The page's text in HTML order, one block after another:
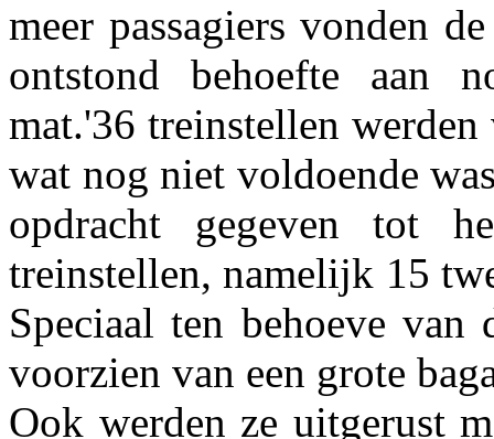
meer passagiers vonden
ontstond behoefte aan
mat.'36 treinstellen
wat nog niet voldoende
opdracht gegeven tot
treinstellen, namelijk 15
Speciaal ten behoeve
voorzien van een grote
Ook werden ze uitgerust